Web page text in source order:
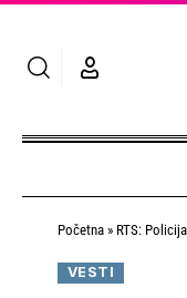
Početna » RTS:
VESTI